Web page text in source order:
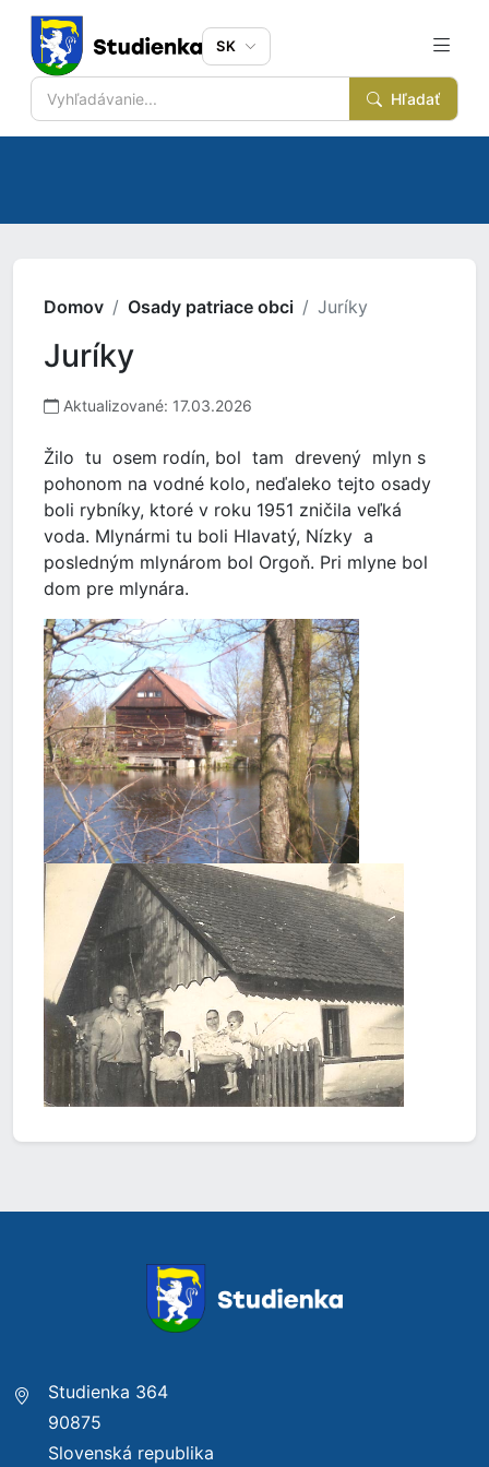
Hľadať
SK
Domov Osady patriace obci Juríky
Juríky
Aktualizované: 17.03.2026
Žilo tu osem rodín, bol tam drevený mlyn s
pohonom na vodné kolo, neďaleko tejto osady
boli rybníky, ktoré v roku 1951 zničila veľká
voda. Mlynármi tu boli Hlavatý, Nízky a
posledným mlynárom bol Orgoň. Pri mlyne bol
dom pre mlynára.
Studienka 364
90875
Slovenská republika